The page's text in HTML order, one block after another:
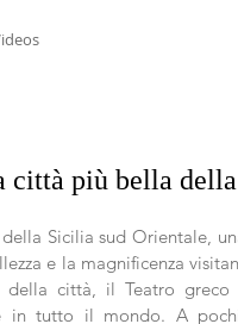
città più bella
Sicilia sud Orientale,
e la magnificenza
città, il Teatro
in tutto il mondo. A